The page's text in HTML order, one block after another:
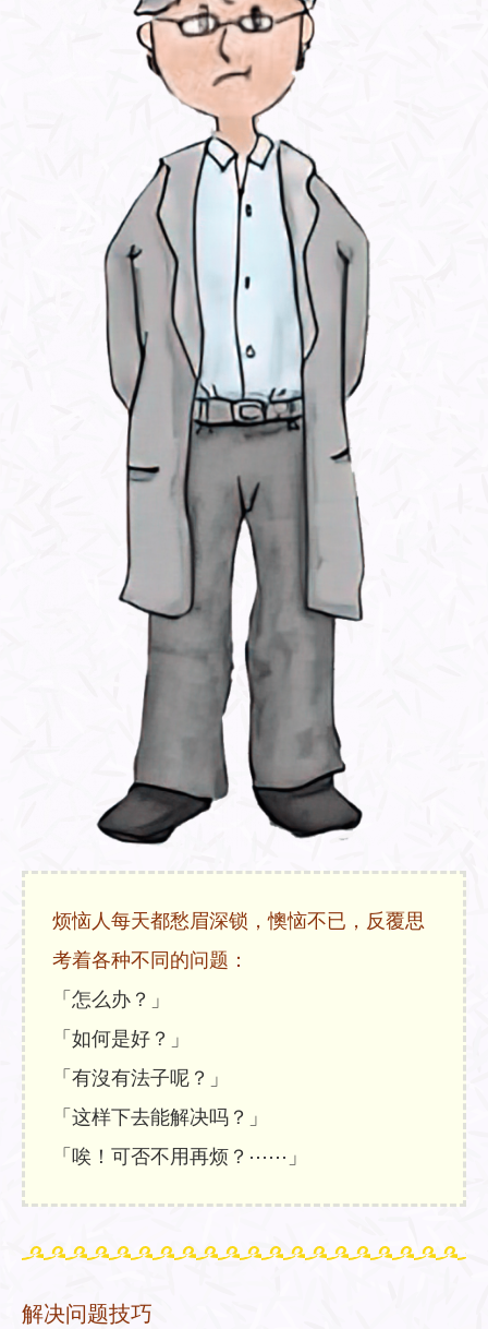
烦恼人每天都愁眉深锁，懊恼不已，反覆思
考着各种不同的问题：
「怎么办？」
「如何是好？」
「有沒有法子呢？」
「这样下去能解决吗？」
「唉！可否不用再烦？⋯⋯」
解决问题技巧